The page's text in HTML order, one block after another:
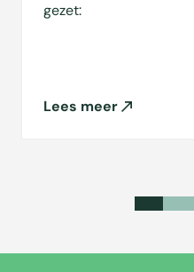
gezet:
Lees meer